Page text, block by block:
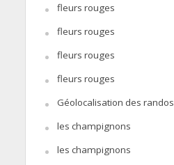
fleurs rouges
fleurs rouges
fleurs rouges
fleurs rouges
Géolocalisation des randos
les champignons
les champignons